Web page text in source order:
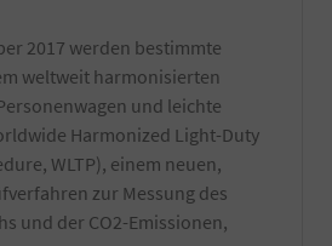
2017 werden bestimmte
weltweit harmonisierten
und leichte
Harmonized Light-Duty
WLTP), einem neuen,
zur Messung des
und der CO2-Emissionen,